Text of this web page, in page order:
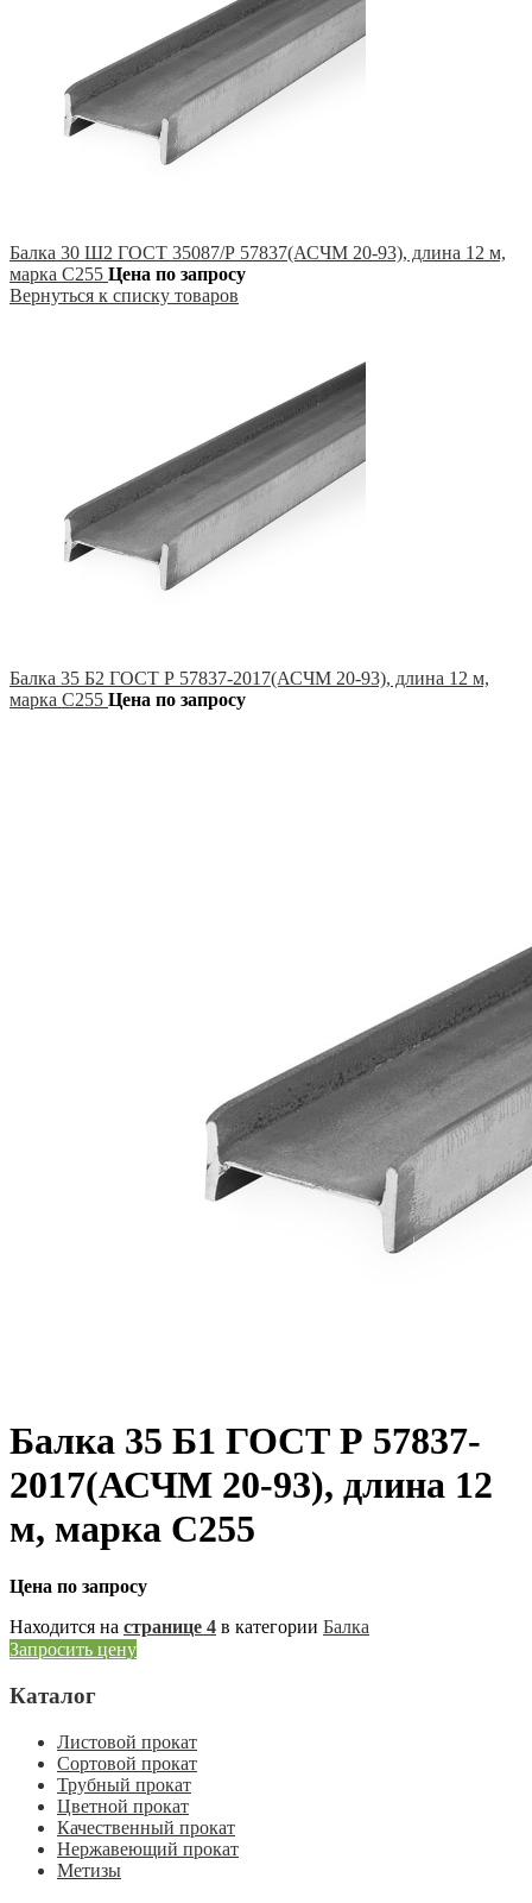
Балка 30 Ш2 ГОСТ 35087/Р 57837(АСЧМ 20-93), длина 12 м,
марка С255 Цена по запросу
Вернуться к списку товаров
Балка 35 Б2 ГОСТ Р 57837-2017(АСЧМ 20-93), длина 12 м,
марка С255 Цена по запросу
Балка 35 Б1 ГОСТ Р 57837-
2017(АСЧМ 20-93), длина 12
м, марка С255
Цена по запросу
Находится на странице 4 в категории Балка
Запросить цену
Каталог
Листовой прокат
Сортовой прокат
Трубный прокат
Цветной прокат
Качественный прокат
Нержавеющий прокат
Метизы